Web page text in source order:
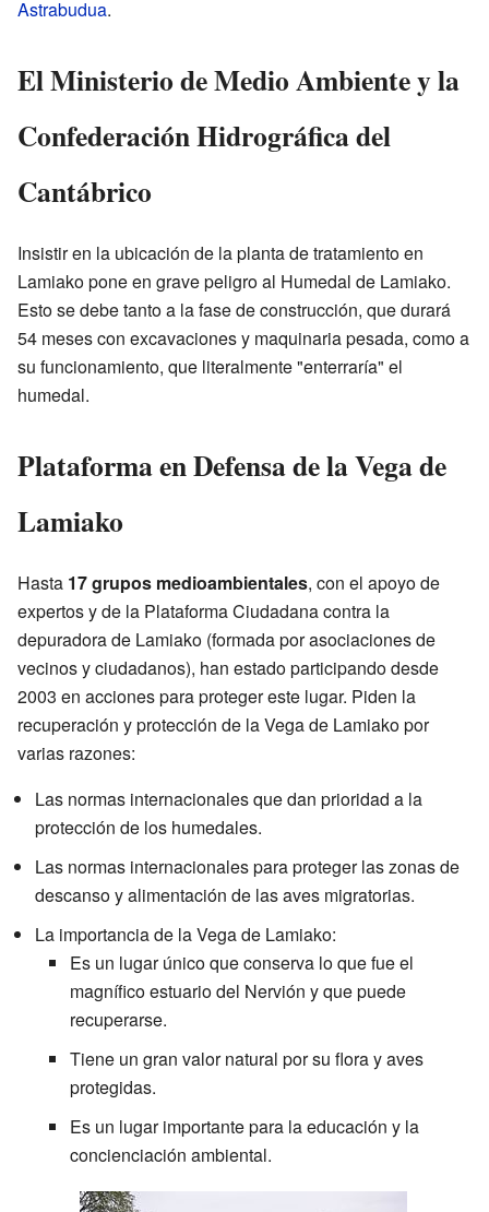
Astrabudua.
El Ministerio de Medio Ambiente y la
Confederación Hidrográfica del
Cantábrico
Insistir en la ubicación de la planta de tratamiento en
Lamiako pone en grave peligro al Humedal de Lamiako.
Esto se debe tanto a la fase de construcción, que durará
54 meses con excavaciones y maquinaria pesada, como a
su funcionamiento, que literalmente "enterraría" el
humedal.
Plataforma en Defensa de la Vega de
Lamiako
Hasta 17 grupos medioambientales, con el apoyo de
expertos y de la Plataforma Ciudadana contra la
depuradora de Lamiako (formada por asociaciones de
vecinos y ciudadanos), han estado participando desde
2003 en acciones para proteger este lugar. Piden la
recuperación y protección de la Vega de Lamiako por
varias razones:
Las normas internacionales que dan prioridad a la
protección de los humedales.
Las normas internacionales para proteger las zonas de
descanso y alimentación de las aves migratorias.
La importancia de la Vega de Lamiako:
Es un lugar único que conserva lo que fue el
magnífico estuario del Nervión y que puede
recuperarse.
Tiene un gran valor natural por su flora y aves
protegidas.
Es un lugar importante para la educación y la
concienciación ambiental.